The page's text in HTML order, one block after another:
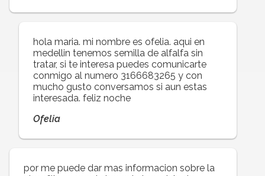
hola maria. mi nombre es ofelia. aqui en
medellin tenemos semilla de alfalfa sin
tratar, si te interesa puedes comunicarte
conmigo al numero 3166683265 y con
mucho gusto conversamos si aun estas
interesada. feliz noche
Ofelia
por me puede dar mas informacion sobre la